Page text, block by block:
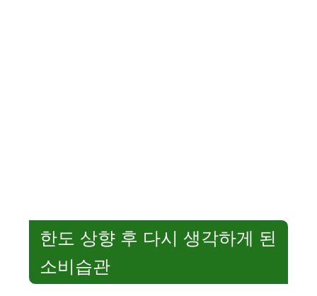
한도 상향 후 다시 생각하게 된
소비습관